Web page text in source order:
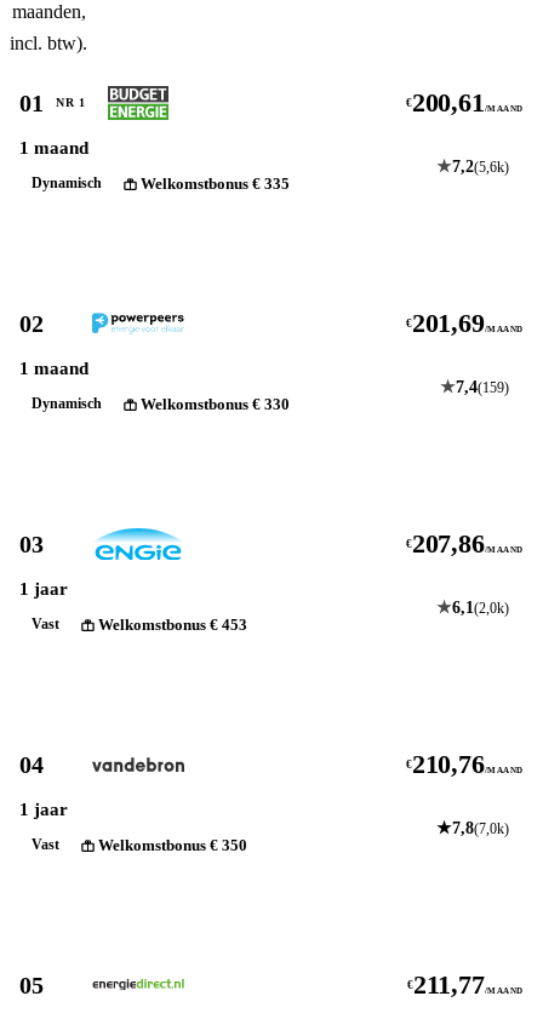
maanden,
incl. btw).
01 NR 1
1 maand
Dynamisch Welkomstbonus € 335
★7,2(5,6k)
€200,61/MAAND
02
1 maand
Dynamisch Welkomstbonus € 330
★7,4(159)
€201,69/MAAND
03
1 jaar
Vast Welkomstbonus € 453
★6,1(2,0k)
€207,86/MAAND
04
1 jaar
Vast Welkomstbonus € 350
★7,8(7,0k)
€210,76/MAAND
05 €211,77/MAAND